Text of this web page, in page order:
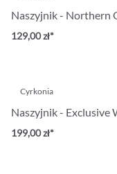
Naszyjnik - Northern
129,00 zł*
Cyrkonia
Naszyjnik - Exclusive
199,00 zł*